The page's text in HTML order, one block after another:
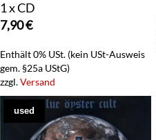
1 x CD
7,90€
Enthält 0% USt. (kein USt-Ausweis
gem. §25a UStG)
zzgl.Versand
used